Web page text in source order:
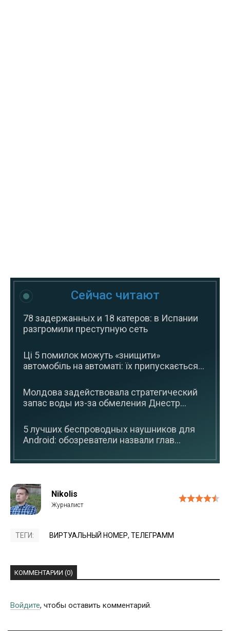
Сейчас читают
78 задержанных и 18 катеров: в Испании
разгромили преступную сеть
Ці 5 помилок можуть «знищити»
автомобіль на автоматі: їх припускається...
Молдова задействовала стратегический
запас воды из-за обмеления Днестр...
5 лучших беспроводных наушников для
Android: обозреватели назвали глав...
Nikolis
ТЕГИ: ВИРТУАЛЬНЫЙ НОМЕР, ТЕЛЕГРАММ
КОММЕНТАРИИ (0)
Войдите, чтобы оставить комментарий.